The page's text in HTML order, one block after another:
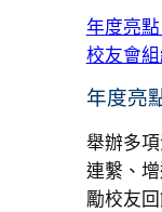
校曆表
刊物
聯絡我
年度亮
校友會
年度亮
舉辦多
連繫、
勵校友